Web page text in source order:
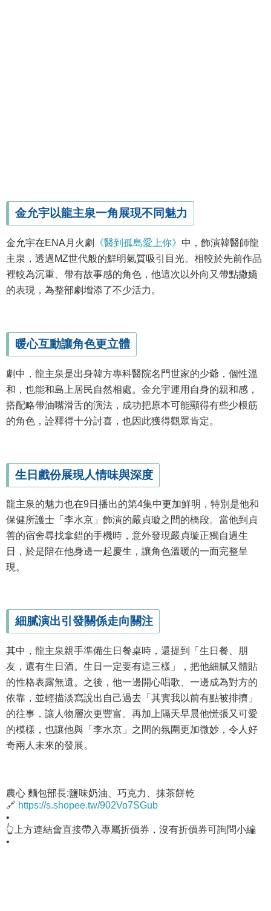
金允宇以龍主泉一角展現不同魅力
金允宇在ENA月火劇 《醫到孤島愛上你》 中，飾演韓醫師龍
主泉，透過MZ世代般的鮮明氣質吸引目光。相較於先前作品
裡較為沉重、帶有故事感的角色，他這次以外向又帶點撒嬌
的表現，為整部劇增添了不少活力。
暖心互動讓角色更立體
劇中，龍主泉是出身韓方專科醫院名門世家的少爺，個性溫
和，也能和島上居民自然相處。金允宇運用自身的親和感，
搭配略帶油嘴滑舌的演法，成功把原本可能顯得有些少根筋
的角色，詮釋得十分討喜，也因此獲得觀眾肯定。
生日戲份展現人情味與深度
龍主泉的魅力也在9日播出的第4集中更加鮮明，特別是他和
保健所護士「李水京」飾演的嚴貞璇之間的橋段。當他到貞
善的宿舍尋找拿錯的手機時，意外發現嚴貞璇正獨自過生
日，於是陪在他身邊一起慶生，讓角色溫暖的一面完整呈
現。
細膩演出引發關係走向關注
其中，龍主泉親手準備生日餐桌時，還提到「生日餐、朋
友，還有生日酒。生日一定要有這三樣」，把他細膩又體貼
的性格表露無遺。之後，他一邊開心唱歌、一邊成為對方的
依靠，並輕描淡寫說出自己過去「其實我以前有點被排擠」
的往事，讓人物層次更豐富。再加上隔天早晨他慌張又可愛
的模樣，也讓他與「李水京」之間的氛圍更加微妙，令人好
奇兩人未來的發展。
農心 麵包部長:鹽味奶油、巧克力、抹茶餅乾
🔗 https://s.shopee.tw/902Vo7SGub
•
👆上方連結會直接帶入專屬折價券，沒有折價券可詢問小編
•